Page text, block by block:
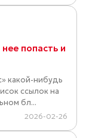
попасть и
какой-нибудь
ссылок на
бл...
2026-02-26